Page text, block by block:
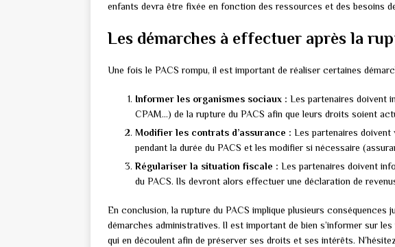
enfants devra être fixée en fonction des ressources et des besoins
Les démarches à effectuer après la
Une fois le PACS rompu, il est important de réaliser certaines
Informer les organismes sociaux : Les partenaires doivent
CPAM…) de la rupture du PACS afin que leurs droits soient
Modifier les contrats d’assurance : Les partenaires
pendant la durée du PACS et les modifier si nécessaire
Régulariser la situation fiscale : Les partenaires doivent
du PACS. Ils devront alors effectuer une déclaration de
En conclusion, la rupture du PACS implique plusieurs conséquences
démarches administratives. Il est important de bien s’informer sur
qui en découlent afin de préserver ses droits et ses intérêts.